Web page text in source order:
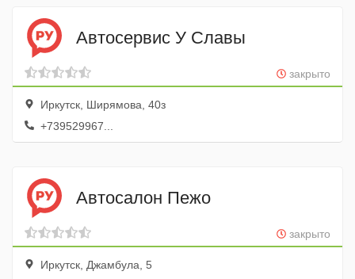
Автосервис У Славы
закрыто
Иркутск, Ширямова, 40з
+739529967...
Автосалон Пежо
закрыто
Иркутск, Джамбула, 5